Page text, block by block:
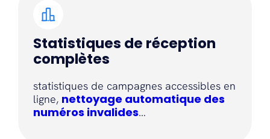
Statistiques de réception
complètes
statistiques de campagnes accessibles en
ligne, nettoyage automatique des
numéros invalides…